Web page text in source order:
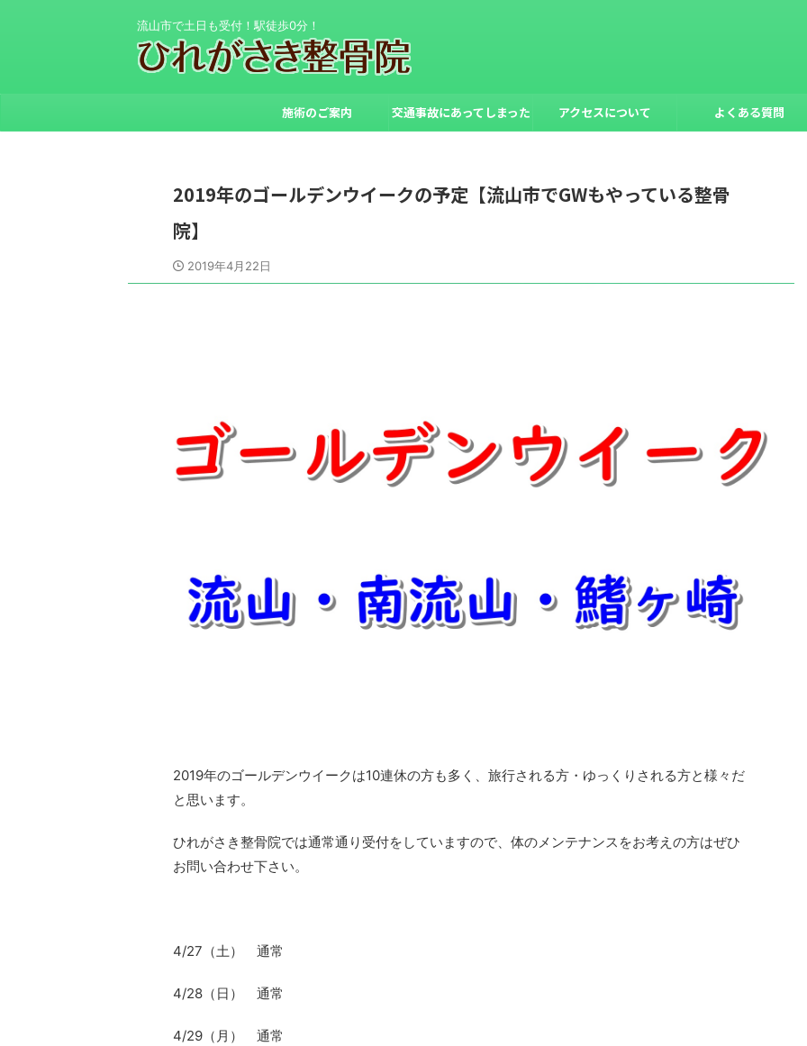
流山市で土日も受付！駅徒歩0分！
施術のご案内 交通事故にあってしまった アクセスについて よくある質問
2019年のゴールデンウイークの予定【流山市でGWもやっている整骨
院】
2019年4月22日
2019年のゴールデンウイークは10連休の方も多く、旅行される方・ゆっくりされる方と様々だ
と思います。
ひれがさき整骨院では通常通り受付をしていますので、体のメンテナンスをお考えの方はぜひ
お問い合わせ下さい。
4/27（土） 通常
4/28（日） 通常
4/29（月） 通常